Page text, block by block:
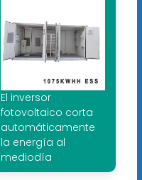
El inversor
fotovoltaico corta
automáticamente
la energía al
mediodía